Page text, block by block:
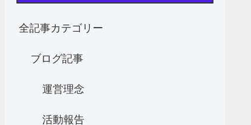
全記事カテゴリー
ブログ記事
運営理念
活動報告